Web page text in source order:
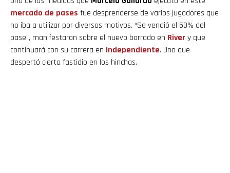
mercado de pases fue desprenderse de varios jugadores que
no iba a utilizar por diversos motivos. “Se vendió el 50% del
pase”, manifestaron sobre el nuevo borrado en Rivery que
continuará con su carrera en Independiente. Uno que
despertó cierto fastidio en los hinchas.